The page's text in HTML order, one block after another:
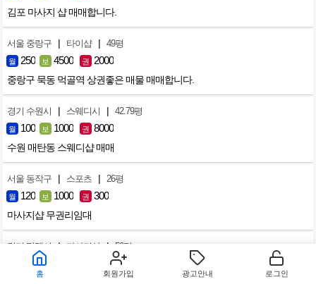
김포 마사지 샵 매매합니다.
서울 중랑구 | 타이샵 | 49평
월 250 보 4500 권 2000
중랑구 묵동 먹골역 상권좋은 매물 매매합니다.
경기 수원시 | 스웨디시 | 42.79평
월 100 보 1000 권 8000
수원 매탄동 스웨디샵 매매
서울 동작구 | 스포츠 | 26평
월 120 보 1000 권 300
마사지샵 무권리임대
경기 평택시 | 마사지샵 | 50평
155 보 3000
홈 회원가입 광고안내 로그인